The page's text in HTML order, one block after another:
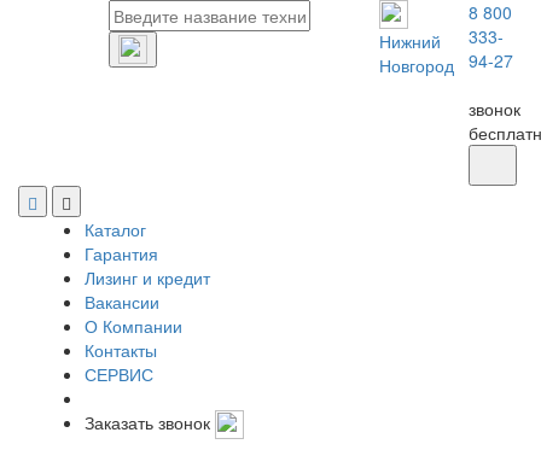
Нижний
Новгород
8 800
333-
94-27
звонок
Каталог
Гарантия
Лизинг и кредит
Вакансии
О Компании
Контакты
СЕРВИС
Заказать звонок